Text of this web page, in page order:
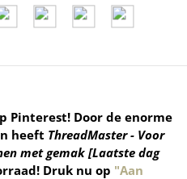
Pinterest! Door de enorme
heeft ThreadMaster - Voor
met gemak [Laatste dag
Druk nu op "Aan